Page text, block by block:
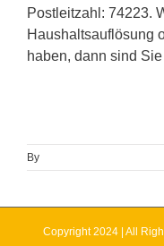
Postleitzahl: 74223.
Haushaltsauflösung
haben, dann sind
By
Copyright 2024 | All